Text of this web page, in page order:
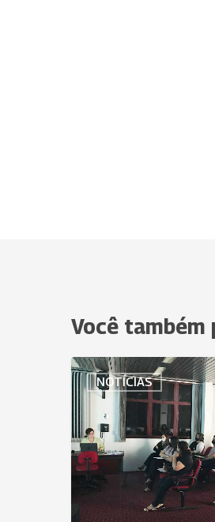
Você também
NOTÍCIAS
Uniodonto
Campinas
dá
início
ao
Programa
de
Melhoria